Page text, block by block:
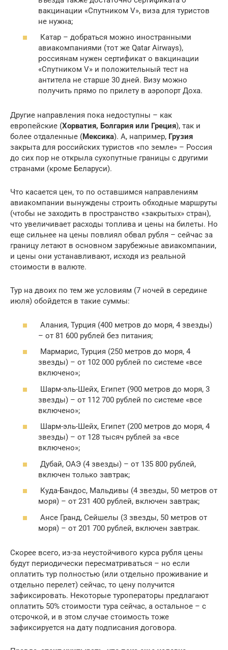
вакцинации «Спутником V», виза для туристов
не нужна;
Катар – добраться можно иностранными
авиакомпаниями (тот же Qatar Airways),
россиянам нужен сертификат о вакцинации
«Спутником V» и положительный тест на
антитела не старше 30 дней. Визу можно
получить прямо по прилету в аэропорт Доха.
Другие направления пока недоступны – как
европейские (Хорватия, Болгария или Греция), так и
более отдаленные (Мексика). А, например, Грузия
закрыта для российских туристов «по земле» – Россия
до сих пор не открыла сухопутные границы с другими
странами (кроме Беларуси).
Что касается цен, то по оставшимся направлениям
авиакомпании вынуждены строить обходные маршруты
(чтобы не заходить в пространство «закрытых» стран),
что увеличивает расходы топлива и цены на билеты. Но
еще сильнее на цены повлиял обвал рубля – сейчас за
границу летают в основном зарубежные авиакомпании,
и цены они устанавливают, исходя из реальной
стоимости в валюте.
Тур на двоих по тем же условиям (7 ночей в середине
июля) обойдется в такие суммы:
Алания, Турция (400 метров до моря, 4 звезды)
– от 81 600 рублей без питания;
Мармарис, Турция (250 метров до моря, 4
звезды) – от 102 000 рублей по системе «все
включено»;
Шарм-эль-Шейх, Египет (900 метров до моря, 3
звезды) – от 112 700 рублей по системе «все
включено»;
Шарм-эль-Шейх, Египет (200 метров до моря, 4
звезды) – от 128 тысяч рублей за «все
включено»;
Дубай, ОАЭ (4 звезды) – от 135 800 рублей,
включен только завтрак;
Куда-Бандос, Мальдивы (4 звезды, 50 метров от
моря) – от 231 400 рублей, включен завтрак;
Ансе Гранд, Сейшелы (3 звезды, 50 метров от
моря) – от 201 700 рублей, включен завтрак.
Скорее всего, из-за неустойчивого курса рубля цены
будут периодически пересматриваться – но если
оплатить тур полностью (или отдельно проживание и
отдельно перелет) сейчас, то цену получится
зафиксировать. Некоторые туроператоры предлагают
оплатить 50% стоимости тура сейчас, а остальное – с
отсрочкой, и в этом случае стоимость тоже
зафиксируется на дату подписания договора.